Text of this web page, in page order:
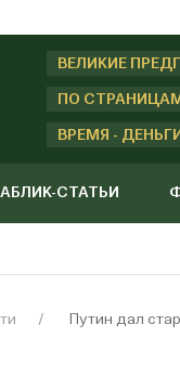
ВЕЛИКИЕ
ПО
ВРЕМЯ - ДЕНЬГИ
СТАТЬИ
Путин дал